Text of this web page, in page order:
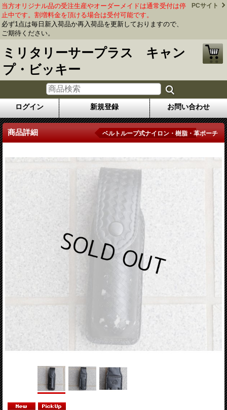
当方オリジナル品の受注生産やオーダーメイドは通常受付は停
止中です。割増料金を頂ける場合は受付可能です。
必ず1点は毎日新入荷品か再入荷品を更新しておりますので、
ご期待ください。
PCサイト
ミリタリーサープラス キャン
プ・ビッキー
ログイン 新規登録 お問い合わせ
商品詳細 ベルトループ式ナイロン・樹脂・革ポーチ